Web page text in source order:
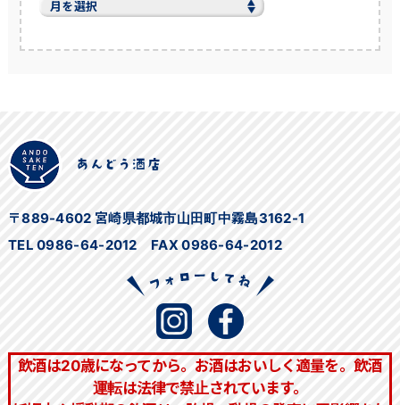
過
覧
〒889-4602 宮崎県都城市山田町中霧島3162-1
TEL 0986-64-2012 FAX 0986-64-2012
飲酒は20歳になってから。お酒はおいしく適量を。飲酒
運転は法律で禁止されています。